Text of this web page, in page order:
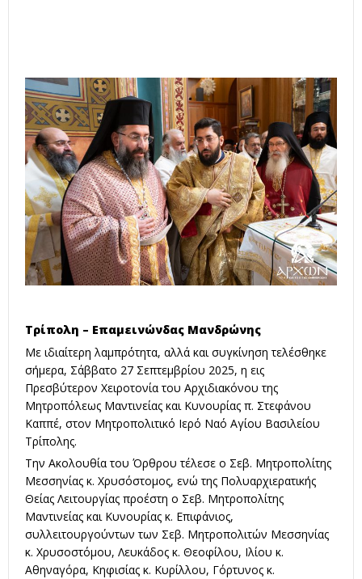
Τρίπολη – Επαμεινώνδας Μανδρώνης
Με ιδιαίτερη λαμπρότητα, αλλά και συγκίνηση τελέσθηκε
σήμερα, Σάββατο 27 Σεπτεμβρίου 2025, η εις
Πρεσβύτερον Χειροτονία του Αρχιδιακόνου της
Μητροπόλεως Μαντινείας και Κυνουρίας π. Στεφάνου
Καππέ, στον Μητροπολιτικό Ιερό Ναό Αγίου Βασιλείου
Τρίπολης.
Την Ακολουθία του Όρθρου τέλεσε ο Σεβ. Μητροπολίτης
Μεσσηνίας κ. Χρυσόστομος, ενώ της Πολυαρχιερατικής
Θείας Λειτουργίας προέστη ο Σεβ. Μητροπολίτης
Μαντινείας και Κυνουρίας κ. Επιφάνιος,
συλλειτουργούντων των Σεβ. Μητροπολιτών Μεσσηνίας
κ. Χρυσοστόμου, Λευκάδος κ. Θεοφίλου, Ιλίου κ.
Αθηναγόρα, Κηφισίας κ. Κυρίλλου, Γόρτυνος κ.